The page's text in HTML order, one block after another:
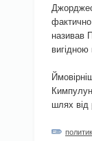
називав
шлях від